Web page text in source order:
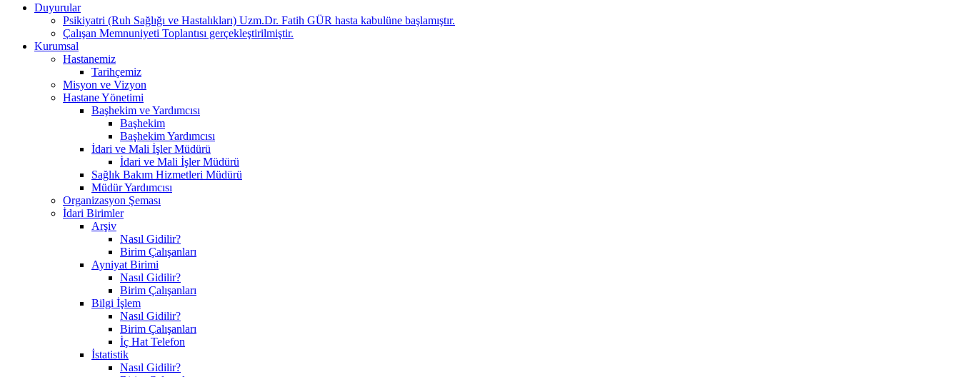
Duyurular
Psikiyatri (Ruh Sağlığı ve Hastalıkları) Uzm.Dr. Fatih GÜR hasta kabulüne başlamıştır.
Çalışan Memnuniyeti Toplantısı gerçekleştirilmiştir.
Kurumsal
Hastanemiz
Tarihçemiz
Misyon ve Vizyon
Hastane Yönetimi
Başhekim ve Yardımcısı
Başhekim
Başhekim Yardımcısı
İdari ve Mali İşler Müdürü
İdari ve Mali İşler Müdürü
Sağlık Bakım Hizmetleri Müdürü
Müdür Yardımcısı
Organizasyon Şeması
İdari Birimler
Arşiv
Nasıl Gidilir?
Birim Çalışanları
Ayniyat Birimi
Nasıl Gidilir?
Birim Çalışanları
Bilgi İşlem
Nasıl Gidilir?
Birim Çalışanları
İç Hat Telefon
İstatistik
Nasıl Gidilir?